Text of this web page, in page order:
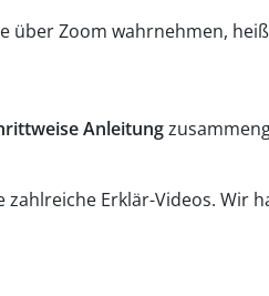
über Zoom wahrnehmen,
Anleitung
Erklär-Videos. Wir